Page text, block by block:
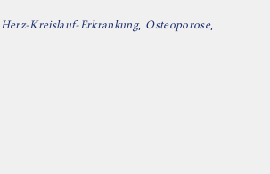
Herz-Kreislauf-Erkrankung, Osteoporose,